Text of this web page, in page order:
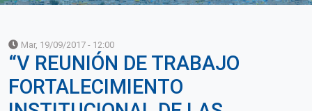
Mar, 19/09/2017 - 12:00
“V REUNIÓN DE TRABAJO
FORTALECIMIENTO